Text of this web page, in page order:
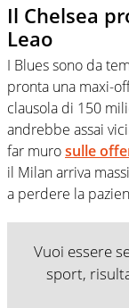
Il Chelsea
Leao
I Blues sono da
pronta una maxi-
clausola di 150
andrebbe assai
far murosulle
il Milan arriva
a perdere la
Vuoi essere
sport,